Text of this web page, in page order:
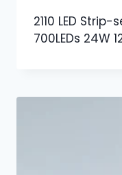
2110 LED
700LEDs 24W